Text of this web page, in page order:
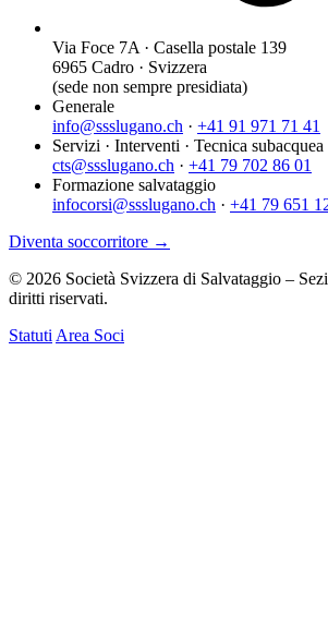
Via Foce 7A · Casella postale 139
6965 Cadro · Svizzera
(sede non sempre presidiata)
Generale
info@ssslugano.ch · +41 91 971 71 41
Servizi · Interventi · Tecnica subacquea
cts@ssslugano.ch · +41 79 702 86 01
Formazione salvataggio
infocorsi@ssslugano.ch · +41 79 651
Diventa soccorritore →
© 2026 Società Svizzera di Salvataggio –
diritti riservati.
Statuti Area Soci